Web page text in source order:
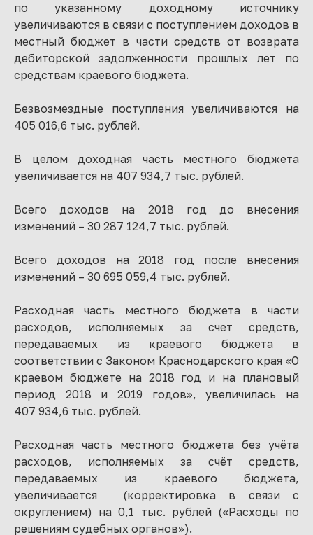
по указанному доходному источнику
увеличиваются в связи с поступлением доходов в
местный бюджет в части средств от возврата
дебиторской задолженности прошлых лет по
средствам краевого бюджета.
Безвозмездные поступления увеличиваются на
405 016,6 тыс. рублей.
В целом доходная часть местного бюджета
увеличивается на 407 934,7 тыс. рублей.
Всего доходов на 2018 год до внесения
изменений – 30 287 124,7 тыс. рублей.
Всего доходов на 2018 год после внесения
изменений – 30 695 059,4 тыс. рублей.
Расходная часть местного бюджета в части
расходов, исполняемых за счет средств,
передаваемых из краевого бюджета в
соответствии с Законом Краснодарского края «О
краевом бюджете на 2018 год и на плановый
период 2018 и 2019 годов», увеличилась на
407 934,6 тыс. рублей.
Расходная часть местного бюджета без учёта
расходов, исполняемых за счёт средств,
передаваемых из краевого бюджета,
увеличивается (корректировка в связи с
округлением) на 0,1 тыс. рублей («Расходы по
решениям судебных органов»).